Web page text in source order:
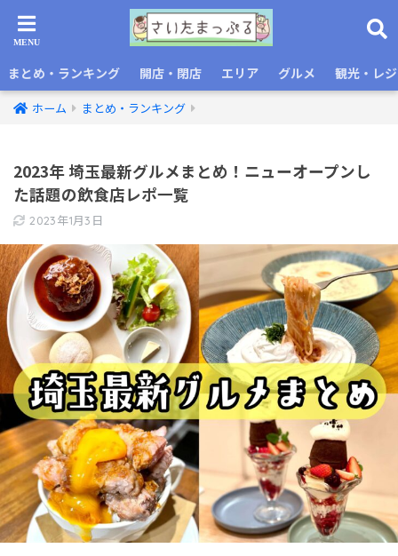
まとめ・ランキング 開店・閉店 エリア グルメ 観光・レ
ホーム まとめ・ランキング
2023年 埼玉最新グルメまとめ！ニューオープンし
た話題の飲食店レポ一覧
2023年1月3日